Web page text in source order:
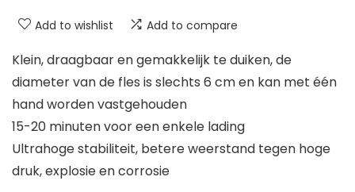
Add to wishlist Add to compare
Klein, draagbaar en gemakkelijk te duiken, de
diameter van de fles is slechts 6 cm en kan met één
hand worden vastgehouden
15-20 minuten voor een enkele lading
Ultrahoge stabiliteit, betere weerstand tegen hoge
druk, explosie en corrosie